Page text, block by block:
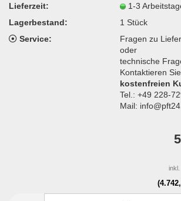
Lieferzeit:
1-3
Lagerbestand:
1 Stück
Service:
Fragen zu
oder
technische
Kontaktieren
kostenfreien
Tel.: +49 228-
Mail:
inkl.